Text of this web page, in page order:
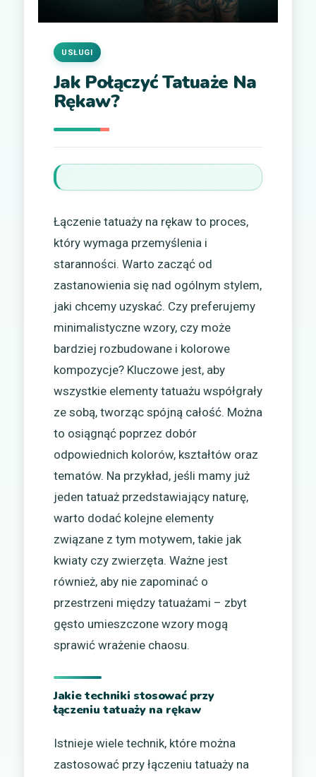
Jak Połączyć Tatuaże Na
Rękaw?
USŁUGI
Łączenie tatuaży na rękaw to proces,
który wymaga przemyślenia i
staranności. Warto zacząć od
zastanowienia się nad ogólnym stylem,
jaki chcemy uzyskać. Czy preferujemy
minimalistyczne wzory, czy może
bardziej rozbudowane i kolorowe
kompozycje? Kluczowe jest, aby
wszystkie elementy tatuażu współgrały
ze sobą, tworząc spójną całość. Można
to osiągnąć poprzez dobór
odpowiednich kolorów, kształtów oraz
tematów. Na przykład, jeśli mamy już
jeden tatuaż przedstawiający naturę,
warto dodać kolejne elementy
związane z tym motywem, takie jak
kwiaty czy zwierzęta. Ważne jest
również, aby nie zapominać o
przestrzeni między tatuażami – zbyt
gęsto umieszczone wzory mogą
sprawić wrażenie chaosu.
Jakie techniki stosować przy
łączeniu tatuaży na rękaw
Istnieje wiele technik, które można
zastosować przy łączeniu tatuaży na